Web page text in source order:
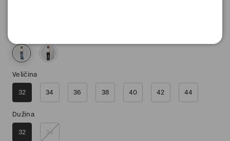
Veličina
32 34 36 38 40 42 44
Dužina
32 34